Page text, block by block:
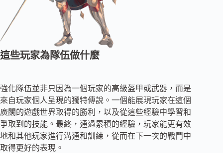
這些玩家為隊伍做什麼
強化隊伍並非只因為一個玩家的高級盔甲或武器，而是
來自玩家個人呈現的獨特傳說。一個能展現玩家在這個
廣闊的遊戲世界取得的勝利，以及從這些經驗中學習和
爭取到的技能。最終，通過累積的經驗，玩家能更有效
地和其他玩家進行溝通和訓練，從而在下一次的戰鬥中
取得更好的表現。